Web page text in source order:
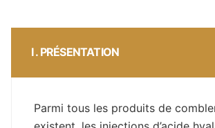
I . PRÉSENTATION
Parmi tous les produits de